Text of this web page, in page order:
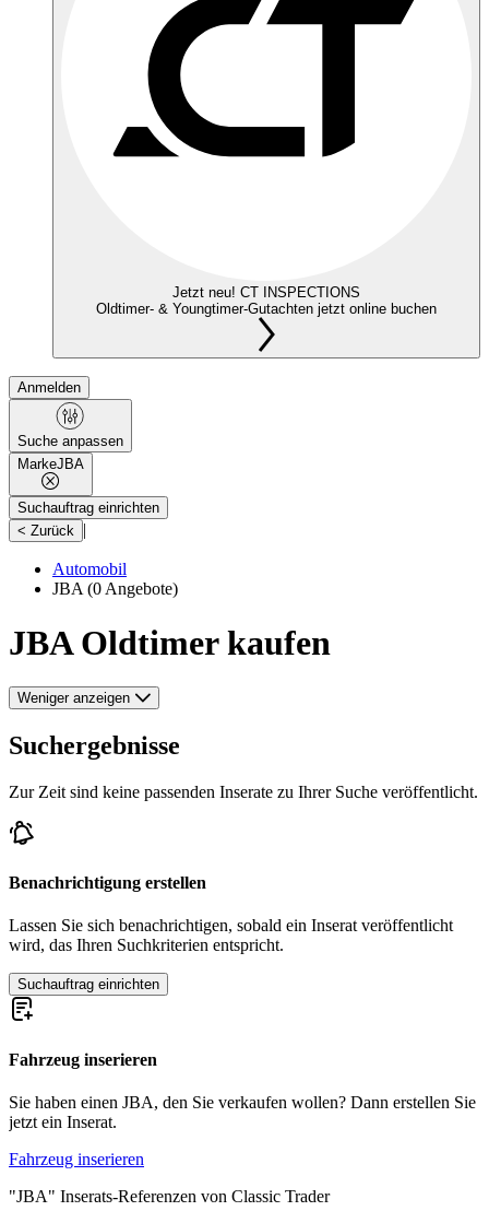
Jetzt neu! CT INSPECTIONS
Oldtimer- & Youngtimer-Gutachten jetzt online buchen
Anmelden
Suche anpassen
MarkeJBA
Suchauftrag einrichten
< Zurück |
Automobil
JBA (0 Angebote)
JBA Oldtimer kaufen
Weniger anzeigen
Suchergebnisse
Zur Zeit sind keine passenden Inserate zu Ihrer Suche veröffentlicht.
Benachrichtigung erstellen
Lassen Sie sich benachrichtigen, sobald ein Inserat veröffentlicht
wird, das Ihren Suchkriterien entspricht.
Suchauftrag einrichten
Fahrzeug inserieren
Sie haben einen JBA, den Sie verkaufen wollen? Dann erstellen Sie
jetzt ein Inserat.
Fahrzeug inserieren
"JBA" Inserats-Referenzen von Classic Trader